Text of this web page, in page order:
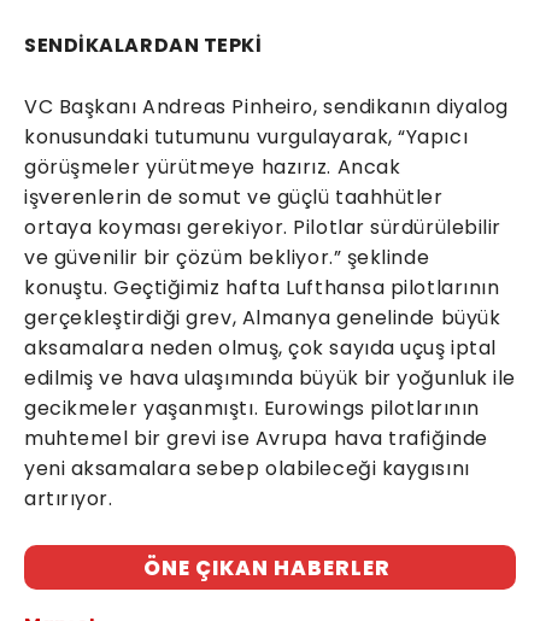
SENDİKALARDAN TEPKİ
VC Başkanı Andreas Pinheiro, sendikanın diyalog
konusundaki tutumunu vurgulayarak, “Yapıcı
görüşmeler yürütmeye hazırız. Ancak
işverenlerin de somut ve güçlü taahhütler
ortaya koyması gerekiyor. Pilotlar sürdürülebilir
ve güvenilir bir çözüm bekliyor.” şeklinde
konuştu. Geçtiğimiz hafta Lufthansa pilotlarının
gerçekleştirdiği grev, Almanya genelinde büyük
aksamalara neden olmuş, çok sayıda uçuş iptal
edilmiş ve hava ulaşımında büyük bir yoğunluk ile
gecikmeler yaşanmıştı. Eurowings pilotlarının
muhtemel bir grevi ise Avrupa hava trafiğinde
yeni aksamalara sebep olabileceği kaygısını
artırıyor.
ÖNE ÇIKAN HABERLER